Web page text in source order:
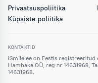
KONTAKTID
iSmile.ee on Eestis
Hambake OÜ, reg nr 14631968,
14631968.
Privaatsuspoliitika
Küpsiste poliitika